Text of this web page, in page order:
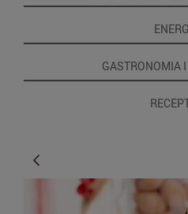
GASTRONOMIA